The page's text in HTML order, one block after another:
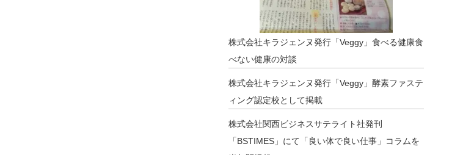
株式会社キラジェンヌ発行「Veggy」食べる健康食
べない健康の対談
株式会社キラジェンヌ発行「Veggy」酵素ファステ
ィング認定校として掲載
株式会社関西ビジネスサテライト社発刊
「BSTIMES」にて「良い体で良い仕事」コラムを